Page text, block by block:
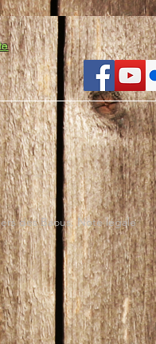
des Baous. Note légale